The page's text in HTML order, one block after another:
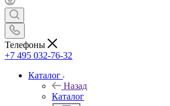
Телефоны
+7 495 032-76-32
Каталог
Назад
Каталог